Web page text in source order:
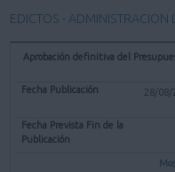
EDICTOS - ADMINISTRACION
Aprobación definitiva del
28/08/